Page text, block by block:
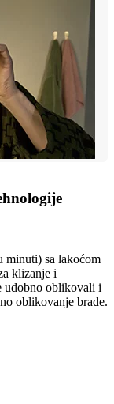
minuti) sa lakoćom
klizanje i
udobno oblikovali i
oblikovanje brade.